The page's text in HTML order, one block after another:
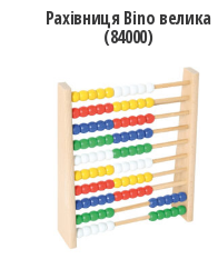
Рахівниця Bino велика
(84000)